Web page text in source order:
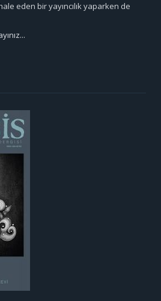
eden bir yayıncılık yaparken de